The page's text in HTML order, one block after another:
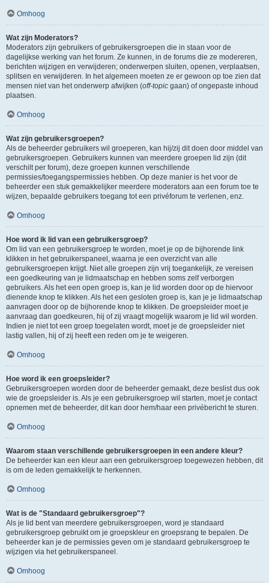
Omhoog
Wat zijn Moderators?
Moderators zijn gebruikers of gebruikersgroepen die in staan voor de
dagelijkse werking van het forum. Ze kunnen, in de forums die ze modereren,
berichten wijzigen en verwijderen; onderwerpen sluiten, openen, verplaatsen,
splitsen en verwijderen. In het algemeen moeten ze er gewoon op toe zien dat
mensen niet van het onderwerp afwijken (off-topic gaan) of ongepaste inhoud
plaatsen.
Omhoog
Wat zijn gebruikersgroepen?
Als de beheerder gebruikers wil groeperen, kan hij/zij dit doen door middel van
gebruikersgroepen. Gebruikers kunnen van meerdere groepen lid zijn (dit
verschilt per forum), deze groepen kunnen verschillende
permissies/toegangspermissies hebben. Op deze manier is het voor de
beheerder een stuk gemakkelijker meerdere moderators aan een forum toe te
wijzen, bepaalde gebruikers toegang tot een privéforum te verlenen, enz.
Omhoog
Hoe word ik lid van een gebruikersgroep?
Om lid van een gebruikersgroep te worden, moet je op de bijhorende link
klikken in het gebruikerspaneel, waarna je een overzicht van alle
gebruikersgroepen krijgt. Niet alle groepen zijn vrij toegankelijk, ze vereisen
een goedkeuring van je lidmaatschap en hebben soms zelf verborgen
gebruikers. Als het een open groep is, kan je lid worden door op de hiervoor
dienende knop te klikken. Als het een gesloten groep is, kan je je lidmaatschap
aanvragen door op de bijhorende knop te klikken. De groepsleider moet je
aanvraag dan goedkeuren, hij of zij vraagt mogelijk waarom je lid wil worden.
Indien je niet tot een groep toegelaten wordt, moet je de groepsleider niet
lastig vallen, hij of zij heeft een reden om je te weigeren.
Omhoog
Hoe word ik een groepsleider?
Gebruikersgroepen worden door de beheerder gemaakt, deze beslist dus ook
wie de groepsleider is. Als je een gebruikersgroep wil starten, moet je contact
opnemen met de beheerder, dit kan door hem/haar een privébericht te sturen.
Omhoog
Waarom staan verschillende gebruikersgroepen in een andere kleur?
De beheerder kan een kleur aan een gebruikersgroep toegewezen hebben, dit
is om de leden gemakkelijk te herkennen.
Omhoog
Wat is de "Standaard gebruikersgroep"?
Als je lid bent van meerdere gebruikersgroepen, word je standaard
gebruikersgroep gebruikt om je groepskleur en groepsrang te bepalen. De
beheerder kan je de permissies geven om je standaard gebruikersgroep te
wijzigen via het gebruikerspaneel.
Omhoog